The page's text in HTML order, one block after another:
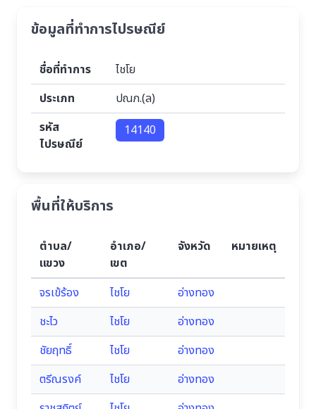
ข้อมูลที่ทำการไปรษณีย์
ชื่อที่ทำการ
ไชโย
ประเภท
ปณภ.(ล)
รหัส
ไปรษณีย์
14140
พื้นที่ให้บริการ
ตำบล/
แขวง
อำเภอ/
เขต
จังหวัด หมายเหตุ
จรเข้ร้อง ไชโย
อ่างทอง
ชะไว
ไชโย
อ่างทอง
ชัยฤทธิ์
ไชโย
อ่างทอง
ตรีณรงค์
ไชโย
อ่างทอง